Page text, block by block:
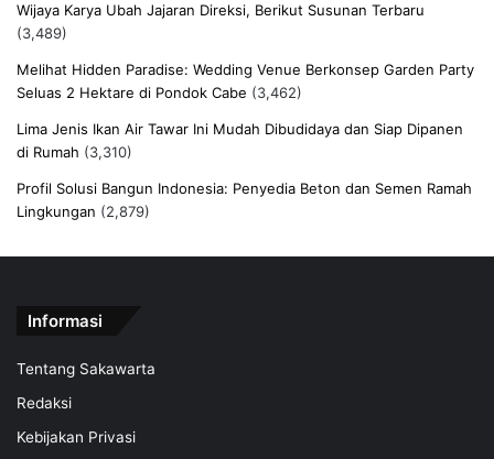
Wijaya Karya Ubah Jajaran Direksi, Berikut Susunan Terbaru
(3,489)
Melihat Hidden Paradise: Wedding Venue Berkonsep Garden Party
Seluas 2 Hektare di Pondok Cabe (3,462)
Lima Jenis Ikan Air Tawar Ini Mudah Dibudidaya dan Siap Dipanen
di Rumah (3,310)
Profil Solusi Bangun Indonesia: Penyedia Beton dan Semen Ramah
Lingkungan (2,879)
Informasi
Tentang Sakawarta
Redaksi
Kebijakan Privasi